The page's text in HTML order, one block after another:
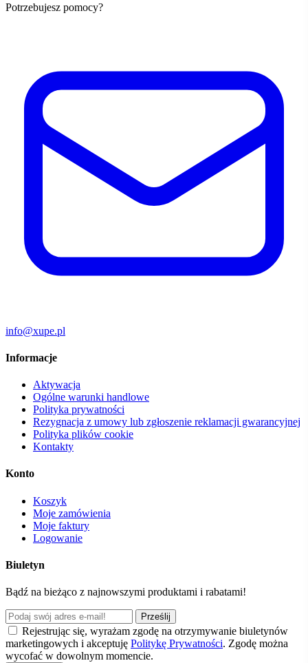
Potrzebujesz pomocy?
info@xupe.pl
Informacje
Aktywacja
Ogólne warunki handlowe
Polityka prywatności
Rezygnacja z umowy lub zgłoszenie reklamacji gwarancyjnej
Polityka plików cookie
Kontakty
Konto
Koszyk
Moje zamówienia
Moje faktury
Logowanie
Biuletyn
Bądź na bieżąco z najnowszymi produktami i rabatami!
Prześlij
Rejestrując się, wyrażam zgodę na otrzymywanie biuletynów
marketingowych i akceptuję Politykę Prywatności. Zgodę można
wycofać w dowolnym momencie.